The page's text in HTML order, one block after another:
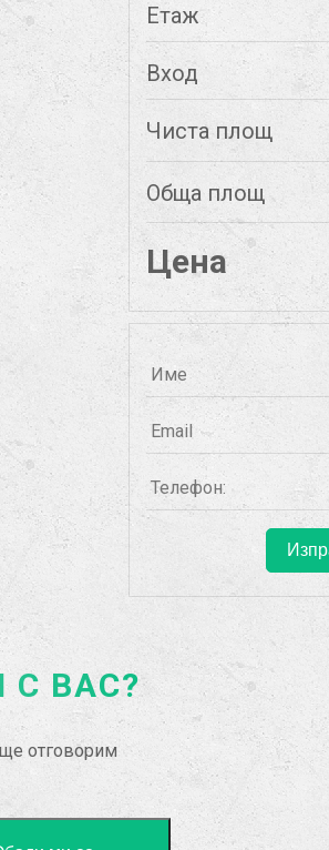
Етаж
Вход
Чиста площ
Обща площ
Цена
ВАС?
отговорим